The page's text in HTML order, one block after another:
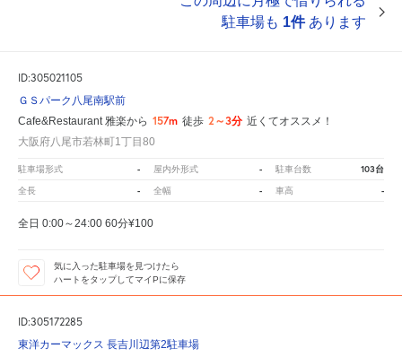
駐車場も 1件あります
ID:305021105
ＧＳパーク八尾南駅前
Cafe&Restaurant 雅楽から 157m 徒歩 2～3分 近くてオススメ！
大阪府八尾市若林町1丁目80
駐車場形式 - 屋内外形式 - 駐車台数 103台
全長 - 全幅 - 車高 -
全日 0:00～24:00 60分¥100
気に入った駐車場を見つけたら
ハートをタップしてマイPに保存
ID:305172285
東洋カーマックス 長吉川辺第2駐車場